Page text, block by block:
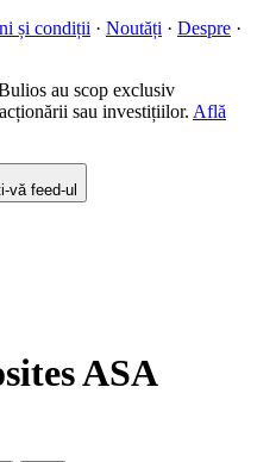
și condiții · Noutăți · Despre ·
au scop exclusiv
sau investițiilor. Află
vă feed-ul
ASA